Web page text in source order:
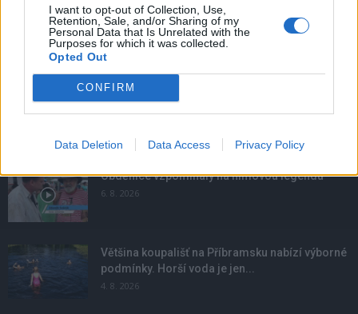
I want to opt-out of Collection, Use,
Retention, Sale, and/or Sharing of my
Personal Data that Is Unrelated with the
Purposes for which it was collected.
Opted Out
CONFIRM
Data Deletion Data Access Privacy Policy
NOVINKY
Obděnice vzpomínaly na filmovou legendu
6. 8. 2026
Většina koupališť na Příbramsku nabízí výborné
podmínky. Horší voda je jen...
4. 8. 2026